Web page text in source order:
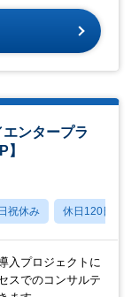
ンタープラ
祝休み 休日120日以上
入プロジェクトに
スでのコンサルテ